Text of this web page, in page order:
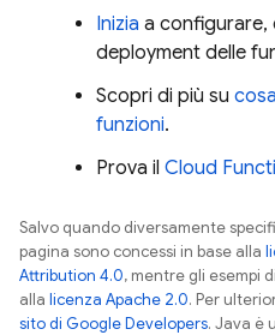
Inizia a configurare,
deployment delle
Scopri di più su
funzioni.
Prova il Cloud
Salvo quando diversamente
pagina sono concessi in base alla
Attribution 4.0, mentre gli esempi
alla licenza Apache 2.0. Per
sito di Google Developers. Java è